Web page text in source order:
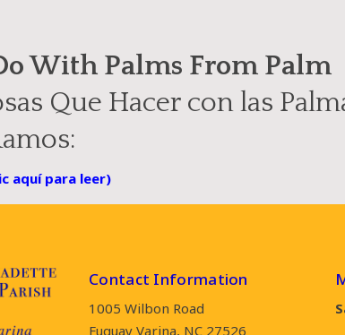
With Palms From Palm
Que Hacer con las
aquí para leer)
Contact Information
1005 Wilbon Road
Fuquay Varina, NC 27526